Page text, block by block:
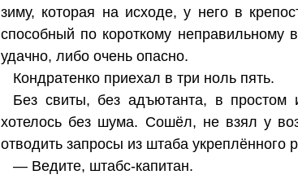
зиму, которая на исходе, у него в
способный по короткому неправильному
удачно, либо очень опасно.
Кондратенко приехал в три ноль пять.
Без свиты, без адъютанта, в простом
хотелось без шума. Сошёл, не взял у
отводить запросы из штаба
— Ведите, штабс-капитан.